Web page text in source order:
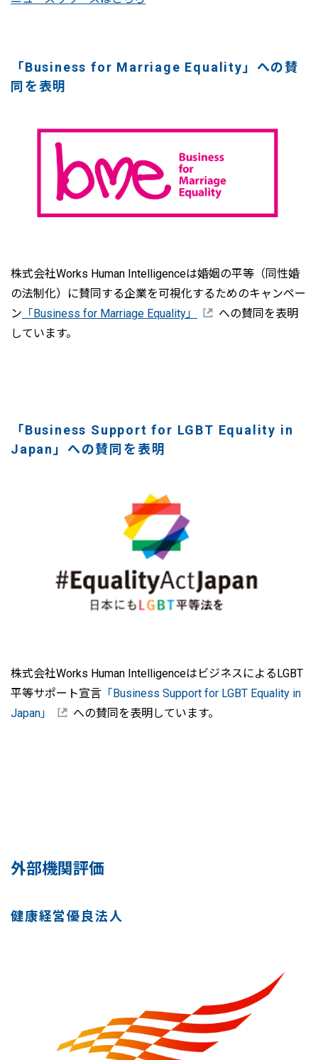
「Business for Marriage Equality」への賛
同を表明
株式会社Works Human Intelligenceは婚姻の平等（同性婚
の法制化）に賛同する企業を可視化するためのキャンペー
ン 「Business for Marriage Equality」
への賛同を表明
しています。
「Business Support for LGBT Equality in
Japan」への賛同を表明
株式会社Works Human IntelligenceはビジネスによるLGBT
平等サポート宣言 「Business Support for LGBT Equality in
Japan」
への賛同を表明しています。
外部機関評価
健康経営優良法人